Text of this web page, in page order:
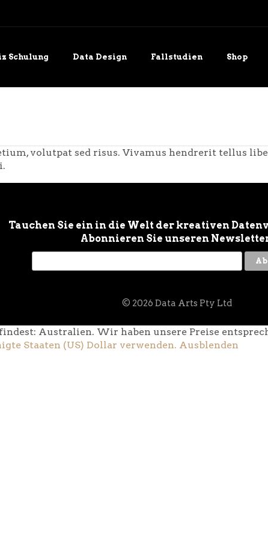
Schulung Data Design Fallstudien Shop
volutpat sed risus. Vivamus hendrerit tellus
Tauchen Sie ein in die Welt der kreativen
Abonnieren Sie unseren
© 2026 Data Arts Pty Ltd
Australien. Wir haben unsere Preise
Staaten (US) Dollar verwenden. Ausblenden